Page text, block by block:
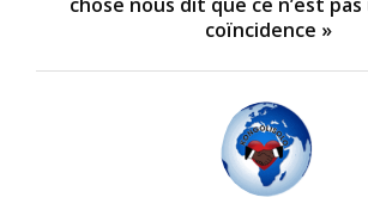
coïncidence »